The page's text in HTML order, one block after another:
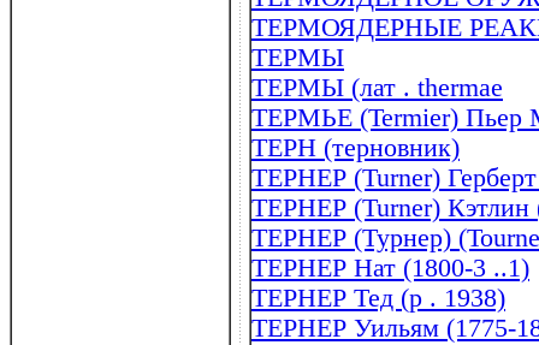
ТЕРМОЯДЕРНЫЕ
ТЕРМЫ
ТЕРМЫ (лат . thermae
ТЕРМЬЕ (Termier) Пьер
ТЕРН (терновник)
ТЕРНЕР (Turner)
ТЕРНЕР (Turner) Кэтлин
ТЕРНЕР (Турнер)
ТЕРНЕР Нат (1800-3 ..1)
ТЕРНЕР Тед (р . 1938)
ТЕРНЕР Уильям (1775-